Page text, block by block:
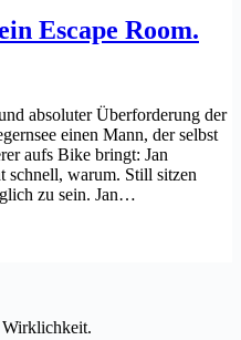
Escape Room.
absoluter Überforderung der
einen Mann, der selbst
aufs Bike bringt: Jan
schnell, warum. Still sitzen
zu sein. Jan…